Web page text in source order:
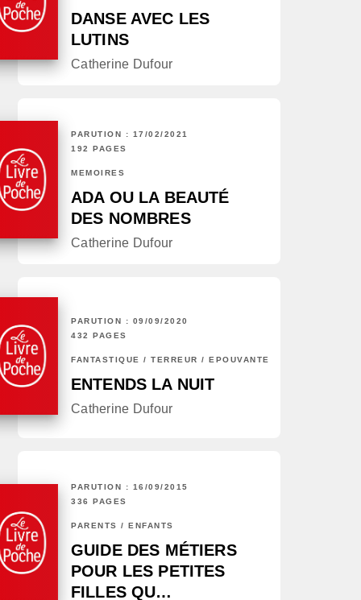
DANSE AVEC LES
LUTINS
Catherine Dufour
PARUTION : 17/02/2021
192 PAGES
MÉMOIRES
ADA OU LA BEAUTÉ
DES NOMBRES
Catherine Dufour
PARUTION : 09/09/2020
432 PAGES
FANTASTIQUE / TERREUR / EPOUVANTE
ENTENDS LA NUIT
Catherine Dufour
PARUTION : 16/09/2015
336 PAGES
PARENTS / ENFANTS
GUIDE DES MÉTIERS
POUR LES PETITES
FILLES QU…